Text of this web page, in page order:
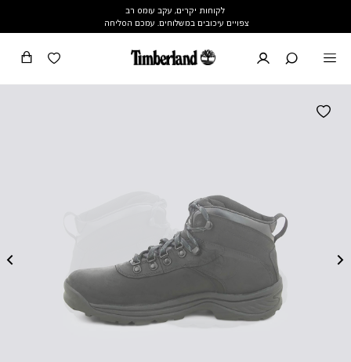
לקוחות יקרים, עקב עומס רב
צפויים עיכובים במשלוחים. עמכם הסליחה